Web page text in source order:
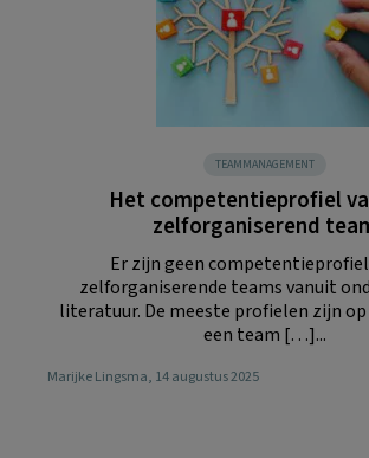
TEAMMANAGEMENT
Het competentieprofiel
zelforganiserend
Er zijn geen
zelforganiserende teams vanuit
literatuur. De meeste profielen zijn
een team […]...
Marijke Lingsma, 14 augustus 2025